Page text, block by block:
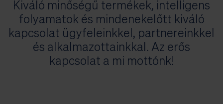
Kiváló minőségű termékek, intelligens
folyamatok és mindenekelőtt kiváló
kapcsolat ügyfeleinkkel, partnereinkkel
és alkalmazottainkkal. Az erős
kapcsolat a mi mottónk!